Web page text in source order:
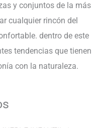
y conjuntos de la más
cualquier rincón del
dentro de este
tendencias que tienen
con la naturaleza.